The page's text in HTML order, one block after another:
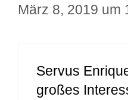
März 8, 2019 um
Servus
großes